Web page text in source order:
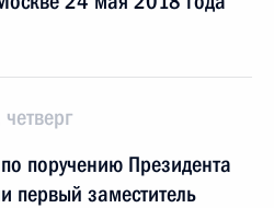
поручению Президента
первый заместитель